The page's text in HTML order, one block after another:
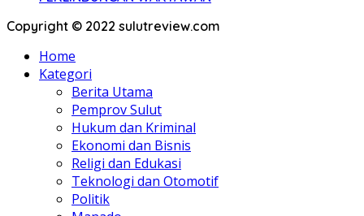
Copyright © 2022 sulutreview.com
Home
Kategori
Berita Utama
Pemprov Sulut
Hukum dan Kriminal
Ekonomi dan Bisnis
Religi dan Edukasi
Teknologi dan Otomotif
Politik